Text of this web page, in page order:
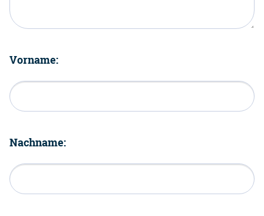
Vorname:
Nachname: